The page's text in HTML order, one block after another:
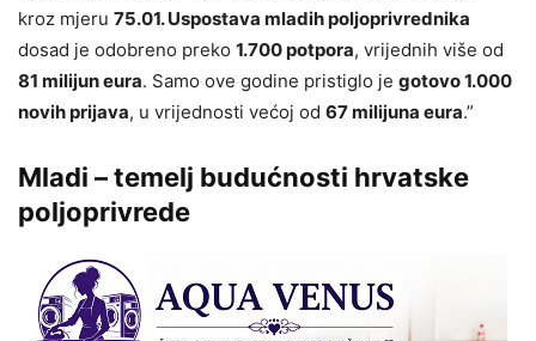
kroz mjeru 75.01. Uspostava mladih poljoprivrednika
dosad je odobreno preko 1.700 potpora, vrijednih više od
81 milijun eura. Samo ove godine pristiglo je gotovo 1.000
novih prijava, u vrijednosti većoj od 67 milijuna eura.”
Mladi – temelj budućnosti hrvatske
poljoprivrede